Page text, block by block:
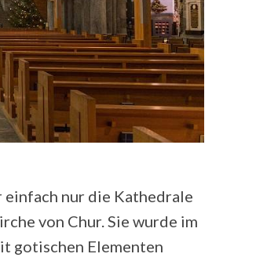
einfach nur die Kathedrale
von Chur. Sie wurde im
gotischen Elementen